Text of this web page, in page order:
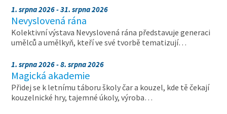
1. srpna 2026 - 31. srpna 2026
Nevyslovená rána
Kolektivní výstava Nevyslovená rána představuje generaci
umělců a umělkyň, kteří ve své tvorbě tematizují…
1. srpna 2026 - 8. srpna 2026
Magická akademie
Přidej se k letnímu táboru školy čar a kouzel, kde tě čekají
kouzelnické hry, tajemné úkoly, výroba…